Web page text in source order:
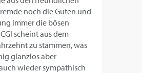
noch die Guten und
immer die bösen
scheint aus dem
zu stammen, was
glanzlos aber
wieder sympathisch